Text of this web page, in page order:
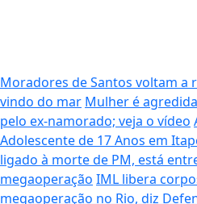
Moradores de Santos voltam
vindo do mar Mulher é
pelo ex-namorado; veja o vídeo
Adolescente de 17 Anos em
ligado à morte de PM, está
megaoperação IML libera
megaoperação no Rio, diz